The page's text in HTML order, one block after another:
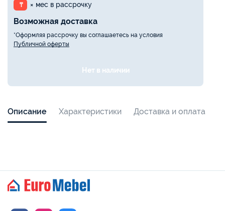
₸ × мес в рассрочку
Возможная доставка
*Оформляя рассрочку вы соглашаетесь на условия
Публичной оферты
Нет в наличии
Описание Характеристики Доставка и оплата